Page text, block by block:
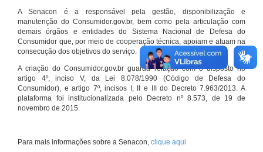
A Senacon é a responsável pela gestão, disponibilização e
manutenção do Consumidor.gov.br, bem como pela articulação com
demais órgãos e entidades do Sistema Nacional de Defesa do
Consumidor que, por meio de cooperação técnica, apoiam e atuam na
consecução dos objetivos do serviço.
A criação do Consumidor.gov.br guarda relação com o disposto no
artigo 4º, inciso V, da Lei 8.078/1990 (Código de Defesa do
Consumidor), e artigo 7º, incisos I, II e III do Decreto 7.963/2013. A
plataforma foi institucionalizada pelo Decreto nº 8.573, de 19 de
novembro de 2015.
Para mais informações sobre a Senacon, clique aqui